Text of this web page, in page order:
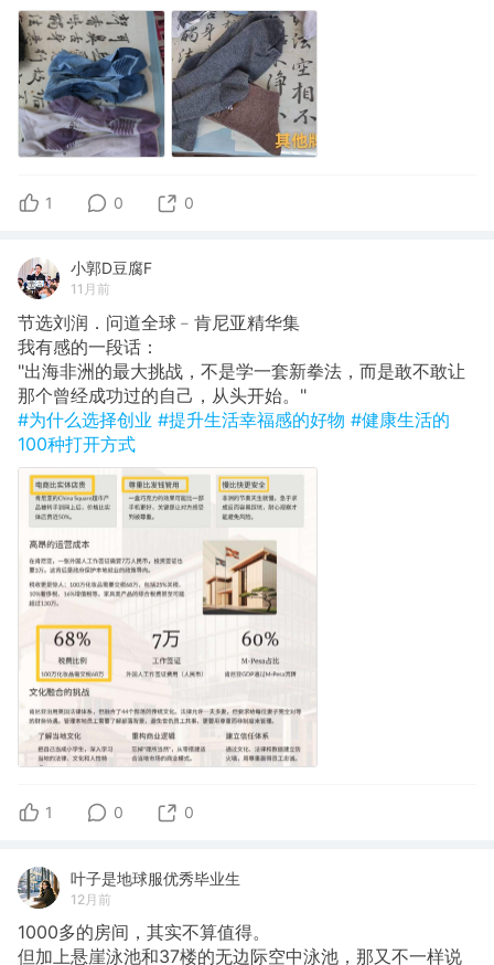
1 0 0
小郭D豆腐F
11月前
节选刘润．问道全球﹣肯尼亚精华集
​我有感的一段话：
"出海非洲的最大挑战，不是学一套新拳法，而是敢不敢让
那个曾经成功过的自己，从头开始。"
#为什么选择创业 #提升生活幸福感的好物 #健康生活的
100种打开方式
1 0 0
叶子是地球服优秀毕业生
12月前
1000多的房间，其实不算值得。
但加上悬崖泳池和37楼的无边际空中泳池，那又不一样说